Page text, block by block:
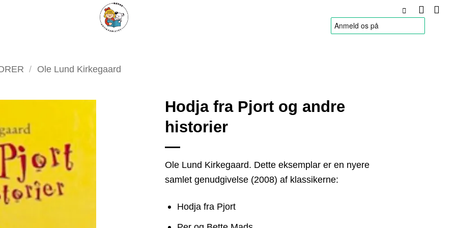
/ Ole Lund Kirkegaard
Tilføj
som
favorit
Hodja fra Pjort og andre
historier
Ole Lund Kirkegaard. Dette eksemplar er en nyere
samlet genudgivelse (2008) af klassikerne:
Hodja fra Pjort